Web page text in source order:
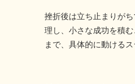
挫折後は立ち止まりが
理し、小さな成功を積
まで、具体的に動ける